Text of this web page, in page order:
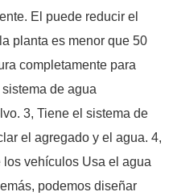
El puede reducir el
planta es menor que 50
completamente para
de agua
3, Tiene el sistema de
el agregado y el agua. 4,
vehículos Usa el agua
podemos diseñar